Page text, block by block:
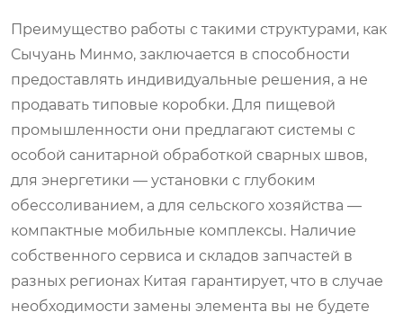
Преимущество работы с такими структурами, как
Сычуань Минмо, заключается в способности
предоставлять индивидуальные решения, а не
продавать типовые коробки. Для пищевой
промышленности они предлагают системы с
особой санитарной обработкой сварных швов,
для энергетики — установки с глубоким
обессоливанием, а для сельского хозяйства —
компактные мобильные комплексы. Наличие
собственного сервиса и складов запчастей в
разных регионах Китая гарантирует, что в случае
необходимости замены элемента вы не будете